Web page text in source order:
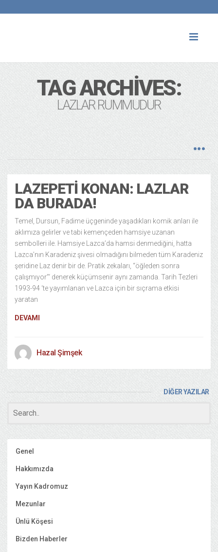
TAG ARCHIVES:
LAZLAR RUMMUDUR
LAZEPETI KONAN: LAZLAR
DA BURADA!
Temel, Dursun, Fadime üçgeninde yaşadıkları komik anları ile
aklımıza gelirler ve tabi kemençeden hamsiye uzanan
sembolleri ile. Hamsiye Lazca’da hamsi denmediğini, hatta
Lazca’nın Karadeniz şivesi olmadığını bilmeden tüm Karadeniz
şeridine Laz denir bir de. Pratik zekaları, “öğleden sonra
çalışmıyor”‘ denerek küçümsenir aynı zamanda. Tarih Tezleri
1993-94 ‘te yayımlanan ve Lazca için bir sıçrama etkisi
yaratan
DEVAMI
Hazal Şimşek
DİĞER YAZILAR
Genel
Hakkımızda
Yayın Kadromuz
Mezunlar
Ünlü Köşesi
Bizden Haberler